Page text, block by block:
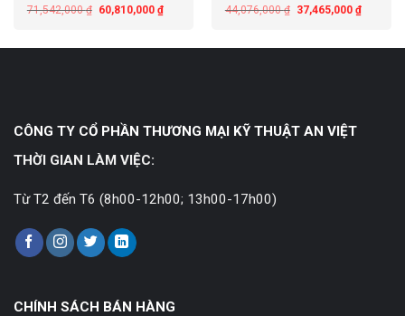
71,542,000₫ 60,810,000₫ 44,076,000₫ 37,465,000₫
CÔNG TY CỔ PHẦN THƯƠNG MẠI KỸ THUẬT AN VIỆT
THỜI GIAN LÀM VIỆC:
Từ T2 đến T6 (8h00-12h00; 13h00-17h00)
CHÍNH SÁCH BÁN HÀNG